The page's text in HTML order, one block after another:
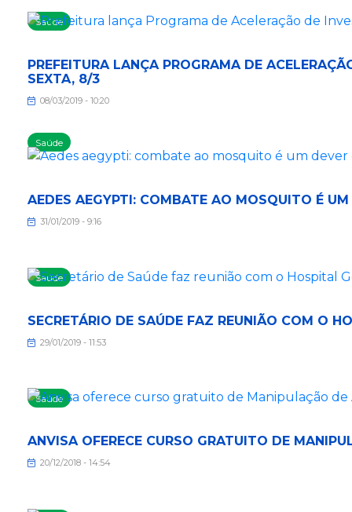
Saúde
Saúde
PREFEITURA LANÇA PROGRAMA DE
SEXTA, 8/3
08/03/2019 - 10:20
Saúde
AEDES AEGYPTI: COMBATE AO MOSQUITO É
31/01/2019 - 9:16
Saúde
SECRETÁRIO DE SAÚDE FAZ REUNIÃO COM O
29/01/2019 - 11:53
ANVISA OFERECE CURSO GRATUITO DE
20/12/2018 - 14:54